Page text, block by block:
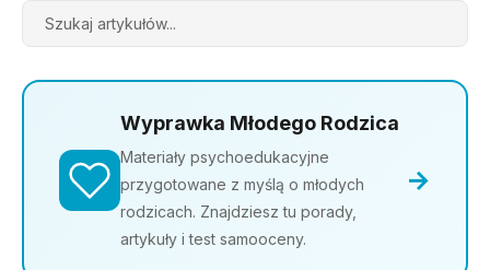
Wyprawka Młodego Rodzica
Materiały psychoedukacyjne
przygotowane z myślą o młodych
rodzicach. Znajdziesz tu porady,
artykuły i test samooceny.
→